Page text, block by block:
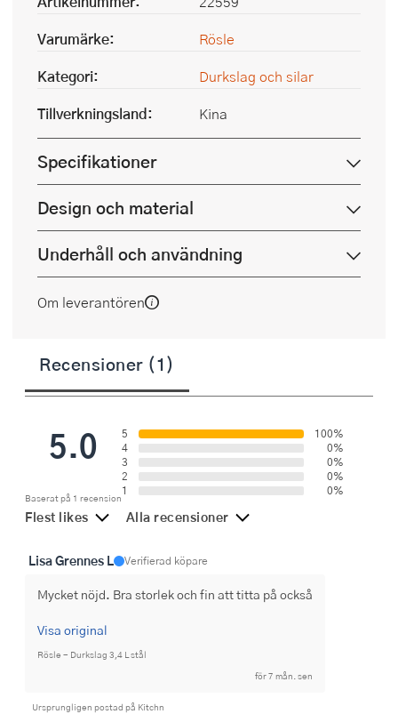
Varumärke:
Rösle
Kategori:
Durkslag och silar
Tillverkningsland:
Kina
Specifikationer
Design och material
Underhåll och användning
Om leverantören
Recensioner (1)
5.0
Baserat på 1 recension
5
100%
4
0%
3
0%
2
0%
1
0%
Flest likes Alla recensioner
Lisa Grennes L Verifierad köpare
Mycket nöjd. Bra storlek och fin att titta på också
Visa original
Rösle - Durkslag 3,4 L stål
för 7 mån. sen
Ursprungligen postad på Kitchn